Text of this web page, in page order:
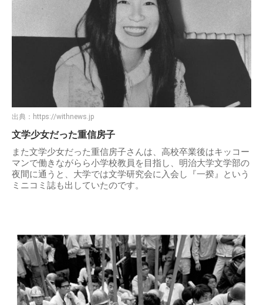
出典： https://withnews.jp
文学少女だった重信房子
また文学少女だった重信房子さんは、高校卒業後はキッコー
マンで働きながらら小学校教員を目指し、明治大学文学部の
夜間に通うと、大学では文学研究会に入会し『一揆』という
ミニコミ誌も出していたのです。